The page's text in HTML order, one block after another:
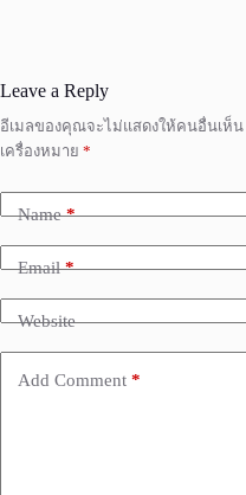
Leave a Reply
อีเมลของคุณจะไม่แสดงให้คนอื่นเห็น
เครื่องหมาย *
Name*
Email*
Website
Add Comment *